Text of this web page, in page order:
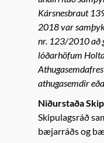
Kársnesbraut
2018 var
nr. 123/2010 að
lóðarhöfum
athugasemdir
Niðurstaða
Skipulagsráð
bæjarráðs og